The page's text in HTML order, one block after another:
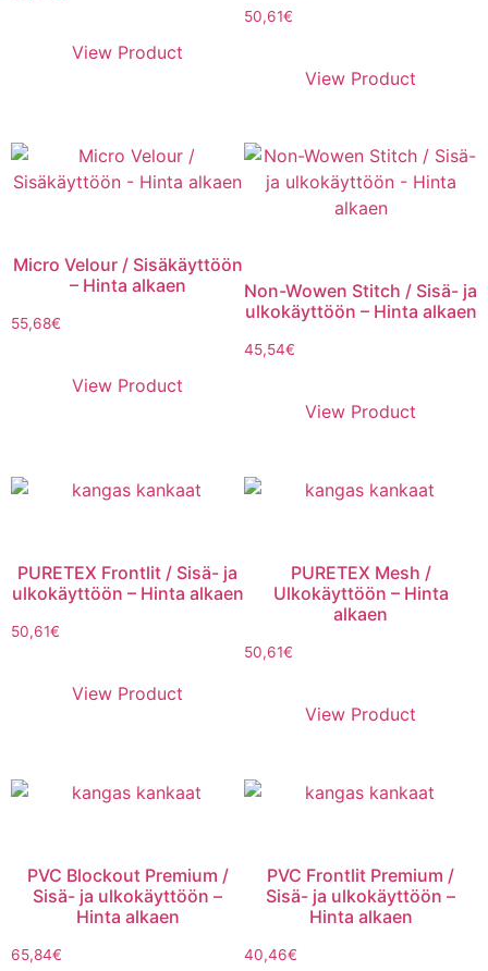
View Product
50,61€
View Product
Micro Velour / Sisäkäyttöön
– Hinta alkaen
55,68€
View Product
Non-Wowen Stitch / Sisä- ja
ulkokäyttöön – Hinta alkaen
45,54€
View Product
PURETEX Frontlit / Sisä- ja
ulkokäyttöön – Hinta alkaen
50,61€
View Product
PURETEX Mesh /
Ulkokäyttöön – Hinta
alkaen
50,61€
View Product
PVC Blockout Premium /
Sisä- ja ulkokäyttöön –
Hinta alkaen
65,84€
PVC Frontlit Premium /
Sisä- ja ulkokäyttöön –
Hinta alkaen
40,46€